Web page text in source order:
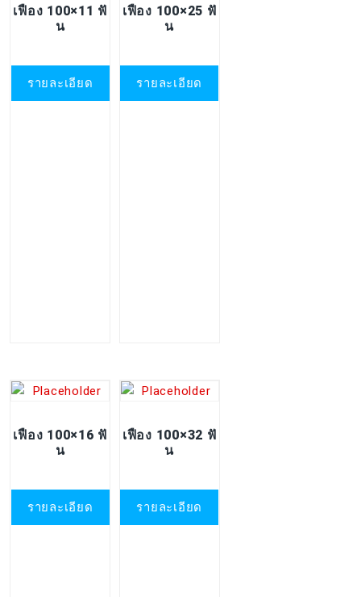
เฟือง 100×11 ฟั
น
รายละเอียด
เฟือง 100×25 ฟั
น
รายละเอียด
เฟือง 100×16 ฟั
น
รายละเอียด
เฟือง 100×32 ฟั
น
รายละเอียด